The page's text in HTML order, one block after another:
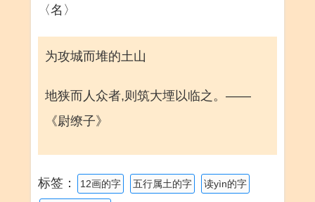
〈名〉
为攻城而堆的土山
地狭而人众者,则筑大堙以临之。——
《尉缭子》
标签： 12画的字 五行属土的字 读yìn的字